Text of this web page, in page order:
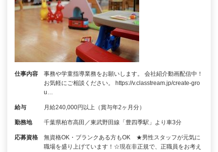
仕事内容
事務や学童指導業務をお願いします。 会社紹介動画配信中！
お気軽にご相談ください。 https://v.classtream.jp/create-gro
u…
給与 月給240,000円以上（賞与年2ヶ月分）
勤務地 千葉県柏市高田／東武野田線「豊四季駅」より車3分
応募資格
無資格OK・ブランクある方もOK ★男性スタッフが元気に
職場を盛り上げています！☆現在非正規で、正職員をお考え